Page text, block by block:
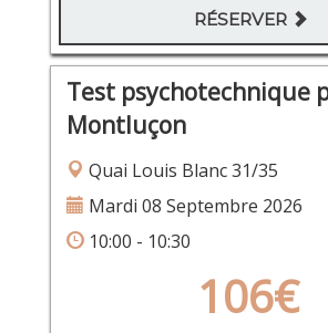
RÉSERVER
Test psychotechnique
Montluçon
Quai Louis Blanc 31/35
Mardi 08 Septembre 2026
10:00 - 10:30
106€